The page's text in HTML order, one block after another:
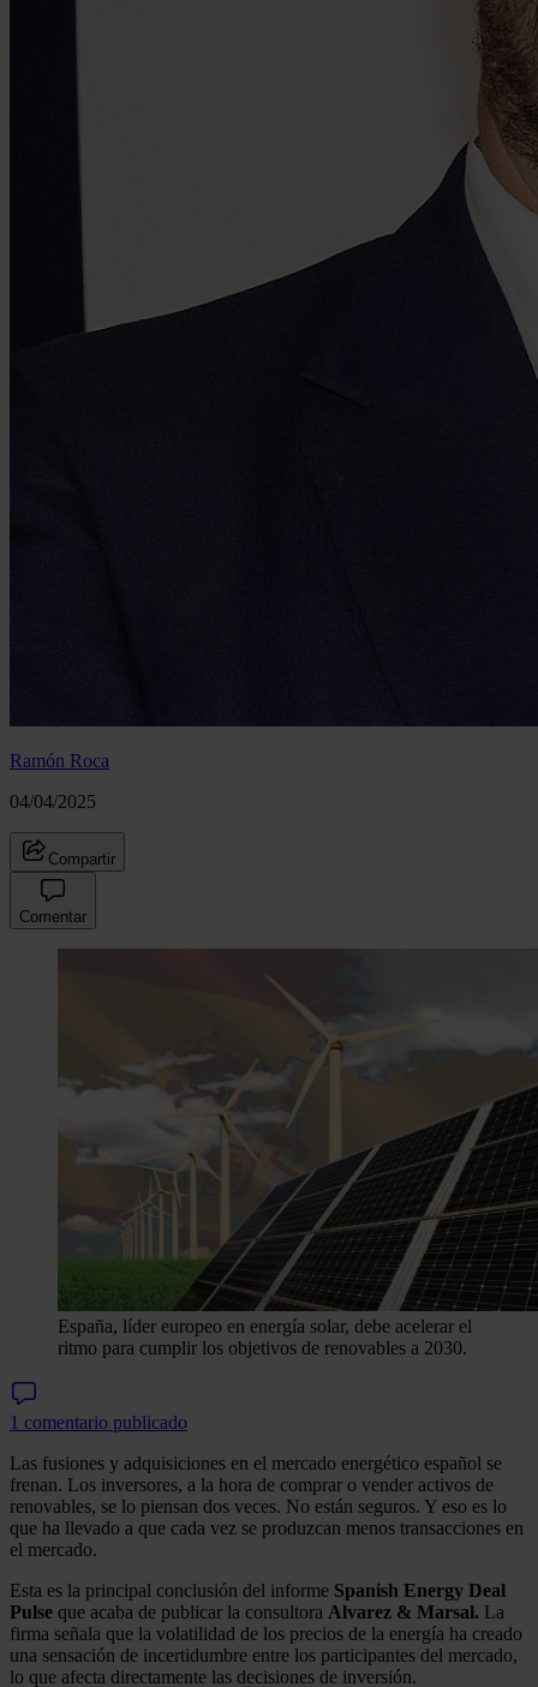
Ramón Roca
04/04/2025
Compartir
Comentar
España, líder europeo en energía solar, debe acelerar el
ritmo para cumplir los objetivos de renovables a 2030.
1 comentario publicado
Las fusiones y adquisiciones en el mercado energético español se
frenan. Los inversores, a la hora de comprar o vender activos de
renovables, se lo piensan dos veces. No están seguros. Y eso es lo
que ha llevado a que cada vez se produzcan menos transacciones en
el mercado.
Esta es la principal conclusión del informe Spanish Energy Deal
Pulse que acaba de publicar la consultora Alvarez & Marsal. La
firma señala que la volatilidad de los precios de la energía ha creado
una sensación de incertidumbre entre los participantes del mercado,
lo que afecta directamente las decisiones de inversión.